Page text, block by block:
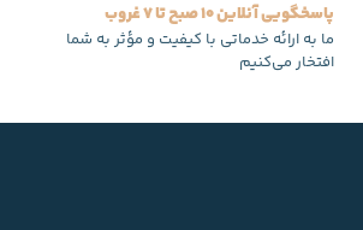
پاسخگویی آنلاین 10 صبح تا 7 غروب
ما به ارائه خدماتی با کیفیت و مؤثر به شما
افتخار می‌کنیم